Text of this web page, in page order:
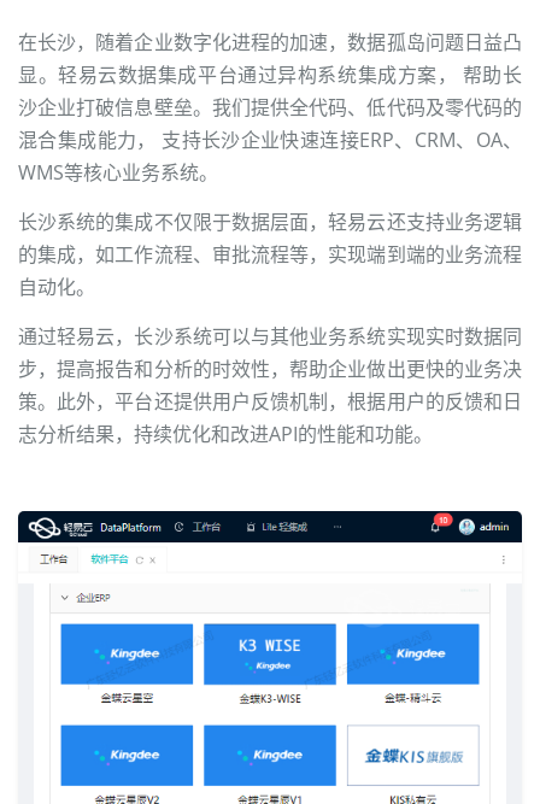
在长沙，随着企业数字化进程的加速，数据孤岛问题日益凸
显。轻易云数据集成平台通过异构系统集成方案， 帮助长
沙企业打破信息壁垒。我们提供全代码、低代码及零代码的
混合集成能力， 支持长沙企业快速连接ERP、CRM、OA、
WMS等核心业务系统。
长沙系统的集成不仅限于数据层面，轻易云还支持业务逻辑
的集成，如工作流程、审批流程等，实现端到端的业务流程
自动化。
通过轻易云，长沙系统可以与其他业务系统实现实时数据同
步，提高报告和分析的时效性，帮助企业做出更快的业务决
策。此外，平台还提供用户反馈机制，根据用户的反馈和日
志分析结果，持续优化和改进API的性能和功能。